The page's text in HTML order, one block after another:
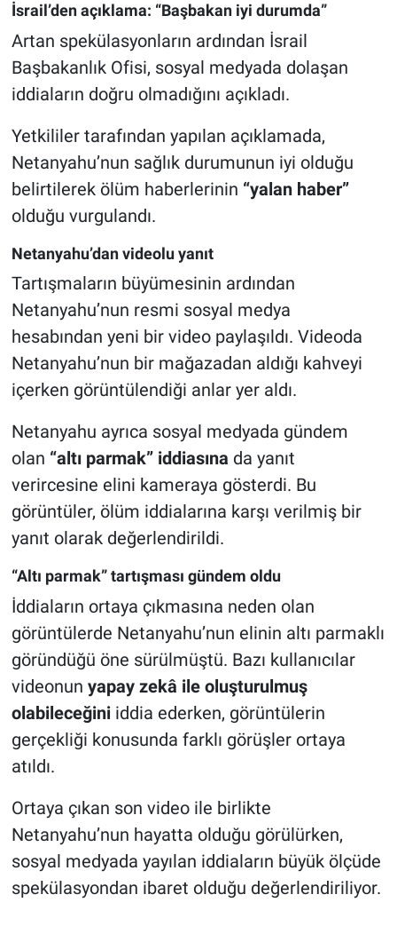
İsrail’den açıklama: “Başbakan iyi durumda”
Artan spekülasyonların ardından İsrail
Başbakanlık Ofisi, sosyal medyada dolaşan
iddiaların doğru olmadığını açıkladı.
Yetkililer tarafından yapılan açıklamada,
Netanyahu’nun sağlık durumunun iyi olduğu
belirtilerek ölüm haberlerinin “yalan haber”
olduğu vurgulandı.
Netanyahu’dan videolu yanıt
Tartışmaların büyümesinin ardından
Netanyahu’nun resmi sosyal medya
hesabından yeni bir video paylaşıldı. Videoda
Netanyahu’nun bir mağazadan aldığı kahveyi
içerken görüntülendiği anlar yer aldı.
Netanyahu ayrıca sosyal medyada gündem
olan “altı parmak” iddiasına da yanıt
verircesine elini kameraya gösterdi. Bu
görüntüler, ölüm iddialarına karşı verilmiş bir
yanıt olarak değerlendirildi.
“Altı parmak” tartışması gündem oldu
İddiaların ortaya çıkmasına neden olan
görüntülerde Netanyahu’nun elinin altı parmaklı
göründüğü öne sürülmüştü. Bazı kullanıcılar
videonun yapay zekâ ile oluşturulmuş
olabileceğiniiddia ederken, görüntülerin
gerçekliği konusunda farklı görüşler ortaya
atıldı.
Ortaya çıkan son video ile birlikte
Netanyahu’nun hayatta olduğu görülürken,
sosyal medyada yayılan iddiaların büyük ölçüde
spekülasyondan ibaret olduğu değerlendiriliyor.